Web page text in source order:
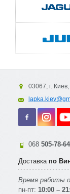
03067, г.
068 505-78-64
Доставка по
Время работы
пн-пт: 10:00 –